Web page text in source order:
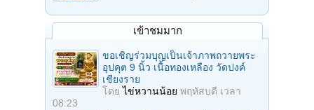
เข้าชมมาก
ขอเชิญร่วมบุญเป็นเจ้าภาพถวายพระ
อุปคุต 9 นิ้ว เนื้อทองเหลือง วัดปงค์
เชียงราย
โดยไข่หวานน้อย พฤหัสบดี เวลา
08:23